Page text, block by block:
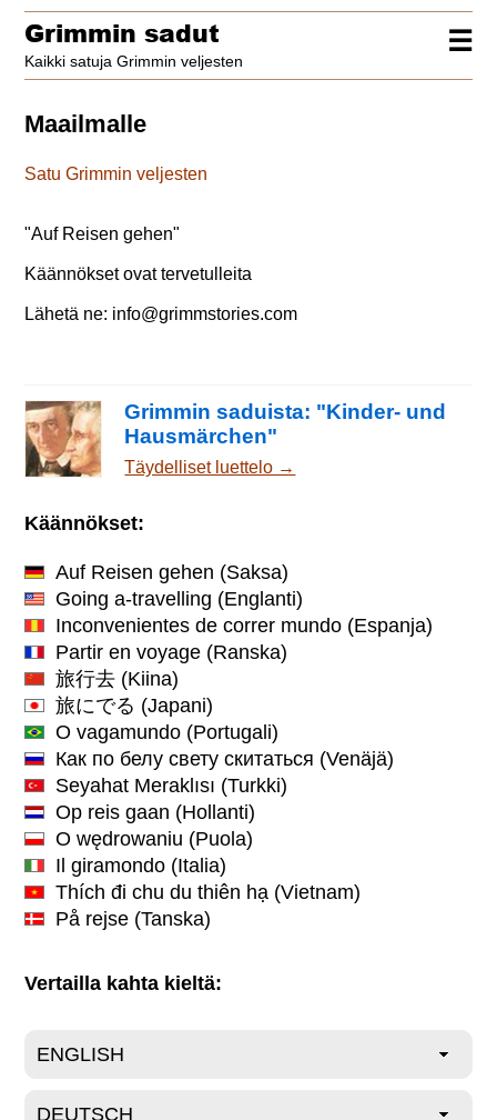
☰
Grimmin sadut
Kaikki satuja Grimmin veljesten
Maailmalle
Satu Grimmin veljesten
"Auf Reisen gehen"
Käännökset ovat tervetulleita
Lähetä ne: info@grimmstories.com
Grimmin saduista: "Kinder- und
Hausmärchen"
Täydelliset luettelo →
Käännökset:
Auf Reisen gehen (Saksa)
Going a-travelling (Englanti)
Inconvenientes de correr mundo (Espanja)
Partir en voyage (Ranska)
旅行去 (Kiina)
旅にでる (Japani)
O vagamundo (Portugali)
Как по белу свету скитаться (Venäjä)
Seyahat Meraklısı (Turkki)
Op reis gaan (Hollanti)
O wędrowaniu (Puola)
Il giramondo (Italia)
Thích đi chu du thiên hạ (Vietnam)
På rejse (Tanska)
Vertailla kahta kieltä: